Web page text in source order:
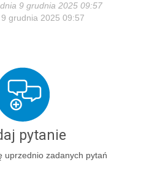
9 grudnia 2025 09:57
grudnia 2025 09:57
pytanie
uprzednio zadanych pytań